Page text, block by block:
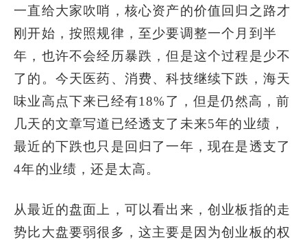
一直给大家吹哨，核心资产的价值回归之路才
刚开始，按照规律，至少要调整一个月到半
年，也许不会经历暴跌，但是这个过程是少不
了的。今天医药、消费、科技继续下跌，海天
味业高点下来已经有18%了，但是仍然高，前
几天的文章写道已经透支了未来5年的业绩，
最近的下跌也只是回归了一年，现在是透支了
4年的业绩，还是太高。
从最近的盘面上，可以看出来，创业板指的走
势比大盘要弱很多，这主要是因为创业板的权